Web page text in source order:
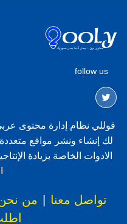
follow us
قوللي نظام إدارة محتوى
لك إنشاء ونشر مواقع
الادوات الخاصة بزيادة
تواصل معنا من